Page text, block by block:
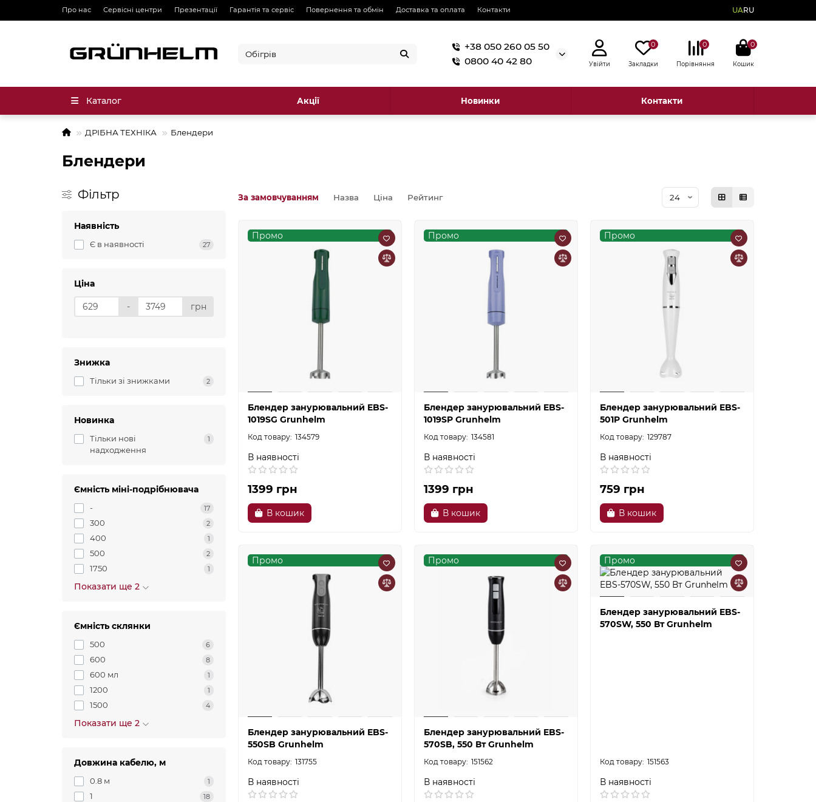
Про нас Сервісні центри Презентації Гарантія та сервіс Повернення та обмін Доставка та оплата Контакти UARU
+38 050 260 05 50
0800 40 42 80
Увійти
0
Закладки
0
Порівняння
0
Кошик
Каталог Акції Новинки Контакти
ДРІБНА ТЕХНІКА Блендери
Блендери
Фільтр
Наявність
Є в наявності 27
Ціна
- грн
Знижка
Тільки зі знижками 2
Новинка
Тільки нові
надходження
1
Ємність міні-подрібнювача
- 17
300 2
400 1
500 2
1750 1
Показати ще 2
Ємність склянки
500 6
600 8
600 мл 1
1200 1
1500 4
Показати ще 2
Довжина кабелю, м
0.8 м 1
1 18
За замовчуванням Назва Ціна Рейтинг
Промо
Блендер занурювальний EBS-
1019SG Grunhelm
134579
В наявності
1399 грн
В кошик
Промо
Блендер занурювальний EBS-
1019SP Grunhelm
134581
В наявності
1399 грн
В кошик
Промо
Блендер занурювальний EBS-
501P Grunhelm
129787
В наявності
759 грн
В кошик
Промо
Блендер занурювальний EBS-
550SB Grunhelm
131755
В наявності
Промо
Блендер занурювальний EBS-
570SB, 550 Вт Grunhelm
151562
В наявності
Промо
Блендер занурювальний EBS-
570SW, 550 Вт Grunhelm
151563
В наявності